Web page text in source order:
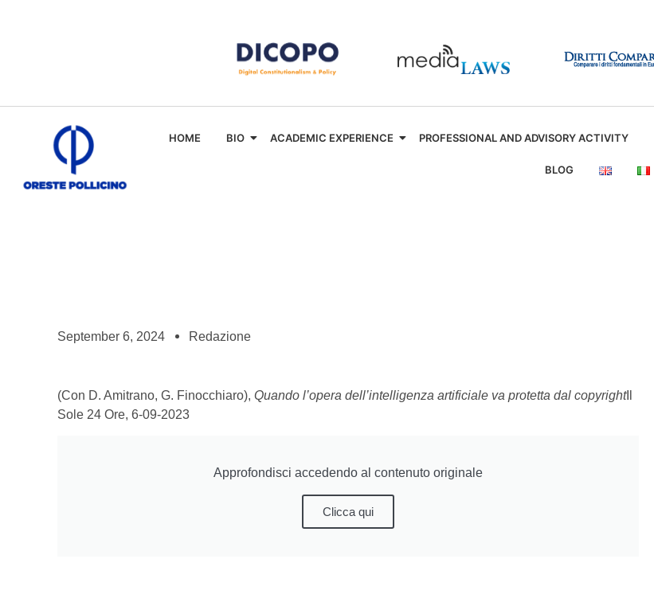
HOME BIO ACADEMIC EXPERIENCE PROFESSIONAL AND ADVISORY ACTIVITY
BLOG
September 6, 2024 Redazione
(Con D. Amitrano, G. Finocchiaro), Quando l’opera dell’intelligenza artificiale va protetta dal copyrightIl
Sole 24 Ore, 6-09-2023
Approfondisci accedendo al contenuto originale
Clicca qui